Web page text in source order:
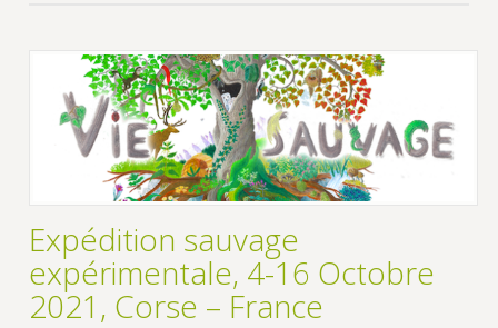
Expédition sauvage
expérimentale, 4-16 Octobre
2021, Corse – France